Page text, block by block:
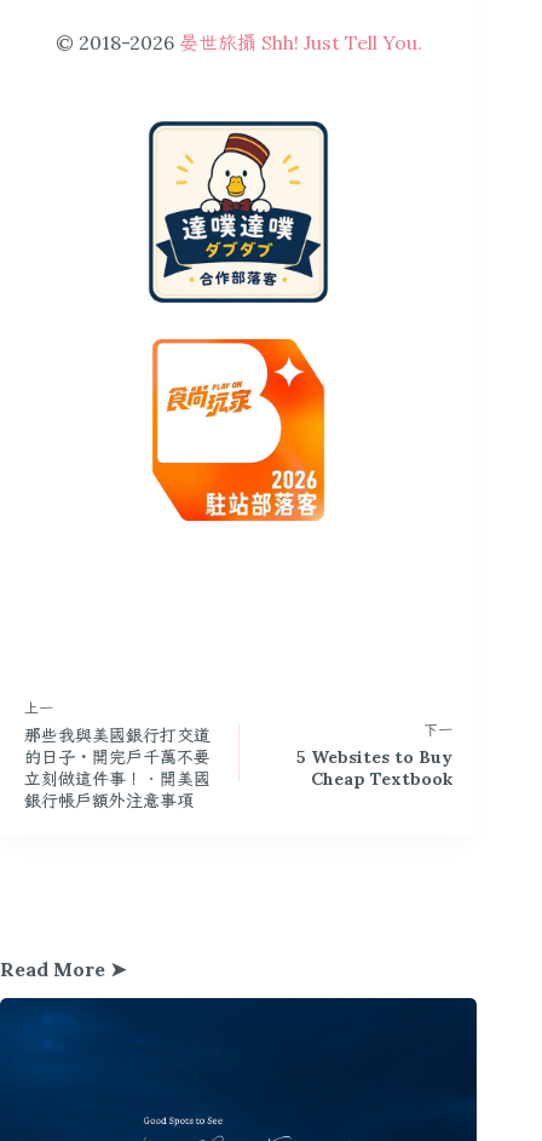
© 2018-2026 晏世旅攝 Shh! Just Tell You.
上一
那些我與美國銀行打交道
的日子・開完戶千萬不要
立刻做這件事！．開美國
銀行帳戶額外注意事項
下一
5 Websites to Buy
Cheap Textbook
Read More ➤